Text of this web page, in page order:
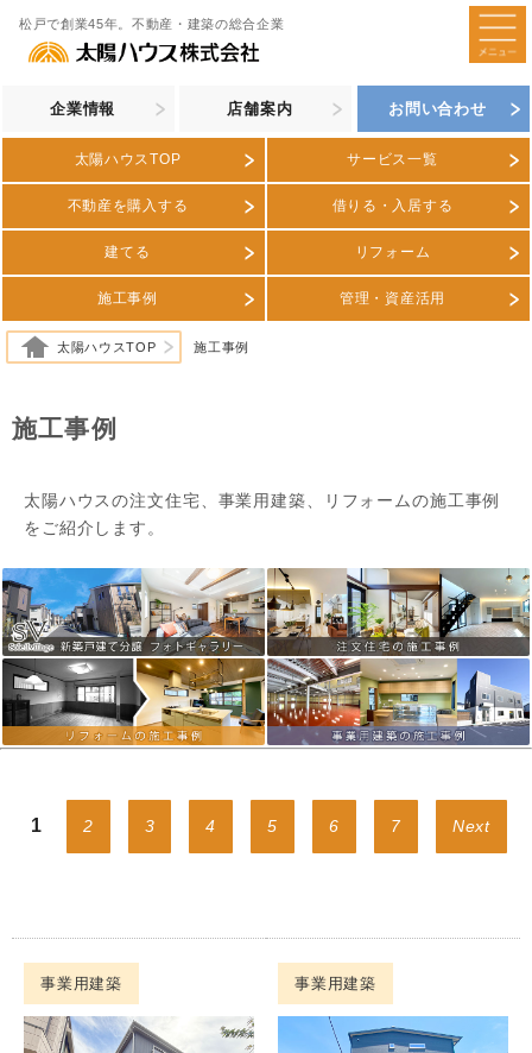
松戸で創業45年。不動産・建築の総合企業
企業情報 店舗案内 お問い合わせ
太陽ハウスTOP サービス一覧
不動産を購入する 借りる・入居する
建てる リフォーム
施工事例 管理・資産活用
太陽ハウスTOP 施工事例
施工事例
太陽ハウスの注文住宅、事業用建築、リフォームの施工事例
をご紹介します。
1 2 3 4 5 6 7 Next
事業用建築 事業用建築